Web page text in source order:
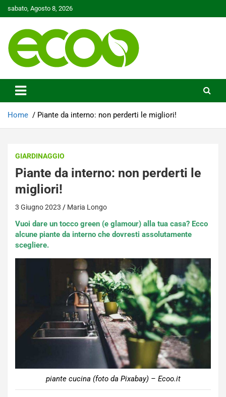
to
sabato, Agosto 8, 2026
Ecoo.it
Home Piante da interno: non perderti le migliori!
GIARDINAGGIO
Piante da interno: non perderti le
migliori!
3 Giugno 2023 Maria Longo
Vuoi dare un tocco green (e glamour) alla tua casa? Ecco
alcune piante da interno che dovresti assolutamente
scegliere.
piante cucina (foto da Pixabay) – Ecoo.it